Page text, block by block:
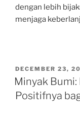
dengan lebih
menjaga
POSTED
ON
DECEMBER 23,
Minyak
Positifnya